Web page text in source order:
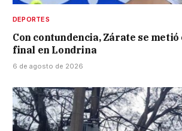
DEPORTES
Con contundencia, Zárate se metió
final en Londrina
6 de agosto de 2026